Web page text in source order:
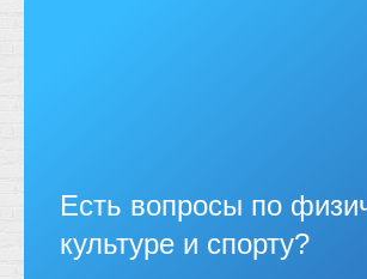
Есть вопросы по
культуре и спорту?